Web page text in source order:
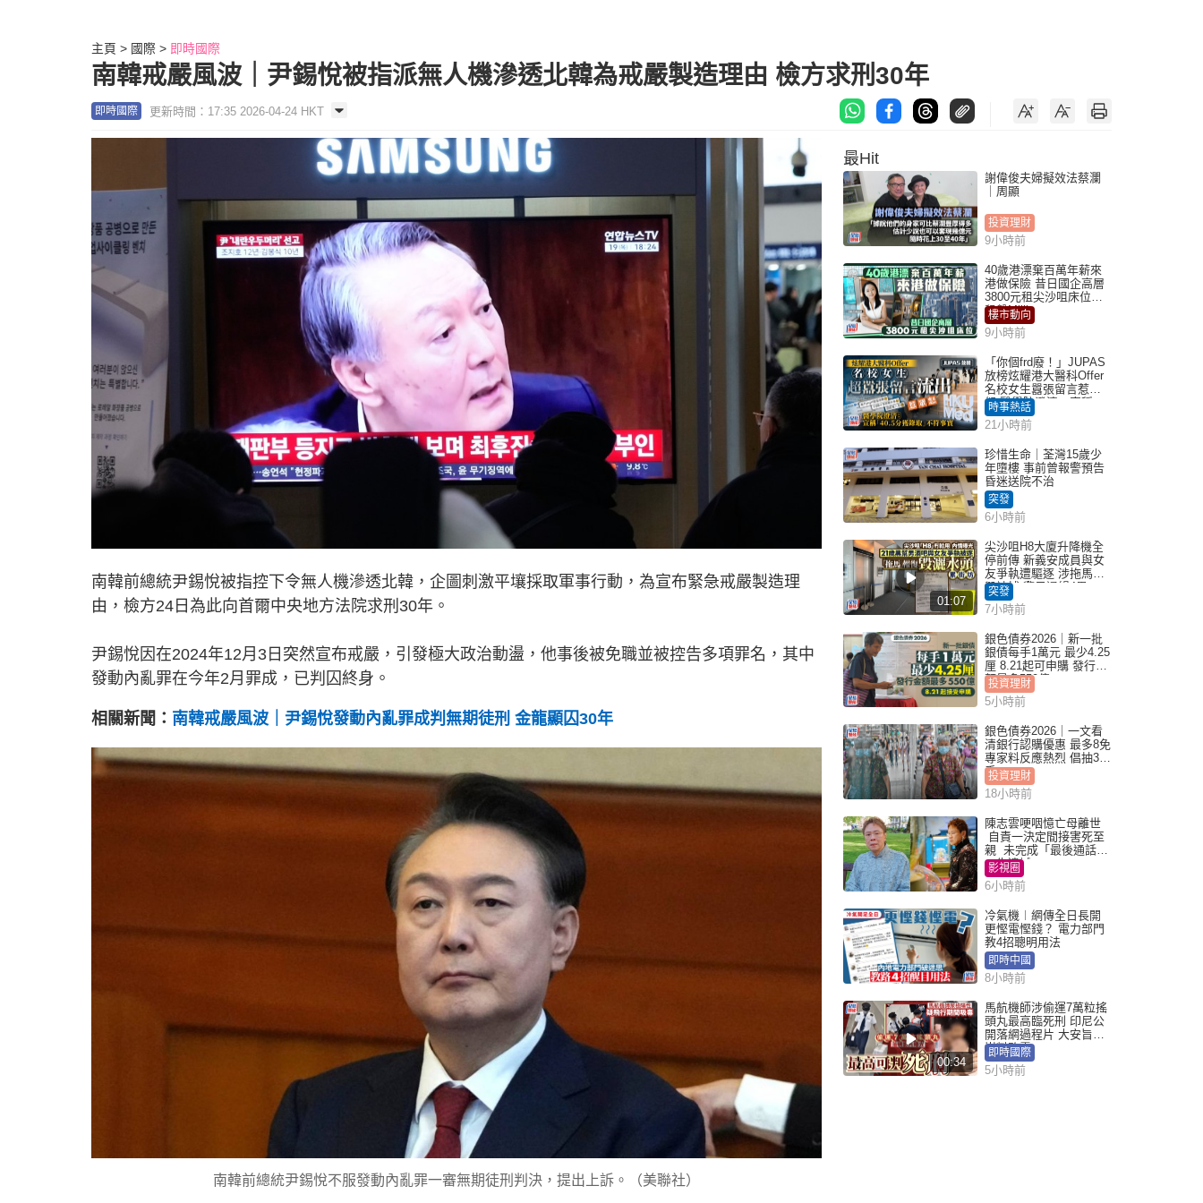
主頁 國際 即時國際
南韓戒嚴風波｜尹錫悅被指派無人機滲透北韓為戒嚴製造理由 檢方求刑30年
即時國際 更新時間：17:35 2026-04-24 HKT
南韓前總統尹錫悅被指控下令無人機滲透北韓，企圖刺激平壤採取軍事行動，為宣布緊急戒嚴製造理
由，檢方24日為此向首爾中央地方法院求刑30年。
尹錫悅因在2024年12月3日突然宣布戒嚴，引發極大政治動盪，他事後被免職並被控告多項罪名，其中
發動內亂罪在今年2月罪成，已判囚終身。
相關新聞： 南韓戒嚴風波｜尹錫悅發動內亂罪成判無期徒刑 金龍顯囚30年
南韓前總統尹錫悅不服發動內亂罪一審無期徒刑判決，提出上訴。（美聯社）
最Hit
謝偉俊夫婦擬效法蔡瀾
｜周顯
投資理財
9小時前
40歲港漂棄百萬年薪來
港做保險 昔日國企高層
3800元租尖沙咀床位｜
租盤Million
樓市動向
9小時前
「你個frd廢！」JUPAS
放榜炫耀港大醫科Offer
名校女生囂張留言惹眾
怒 醫學院澄清：宣稱
「40.5分獲錄取」不符事
實｜Juicy叮
時事熱話
21小時前
珍惜生命｜荃灣15歲少
年墮樓 事前曾報警預告
昏迷送院不治
突發
6小時前
01:07
尖沙咀H8大廈升降機全
停前傳 新義安成員與女
友爭執遭驅逐 涉拖馬刑
毀被捕 警另通緝4男
突發
7小時前
銀色債券2026｜新一批
銀債每手1萬元 最少4.25
厘 8.21起可申購 發行金
額最多550億
投資理財
5小時前
銀色債券2026｜一文看
清銀行認購優惠 最多8免
專家料反應熱烈 倡抽30
手
投資理財
18小時前
陳志雲哽咽憶亡母離世
自責一決定間接害死至
親 未完成「最後通話」
一生遺憾
影視圈
6小時前
冷氣機︱網傳全日長開
更慳電慳錢？ 電力部門
教4招聰明用法
即時中國
8小時前
00:34
馬航機師涉偷運7萬粒搖
頭丸最高臨死刑 印尼公
開落網過程片 大安旨意
豈料敗露
即時國際
5小時前